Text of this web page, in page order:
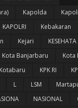
Kapolda
KAPOLRI Kebakaran
Kejari KESEHATA
Kota Banjarbaru
Kota
Kotabaru KPK RI
L LSM
NASIONAL